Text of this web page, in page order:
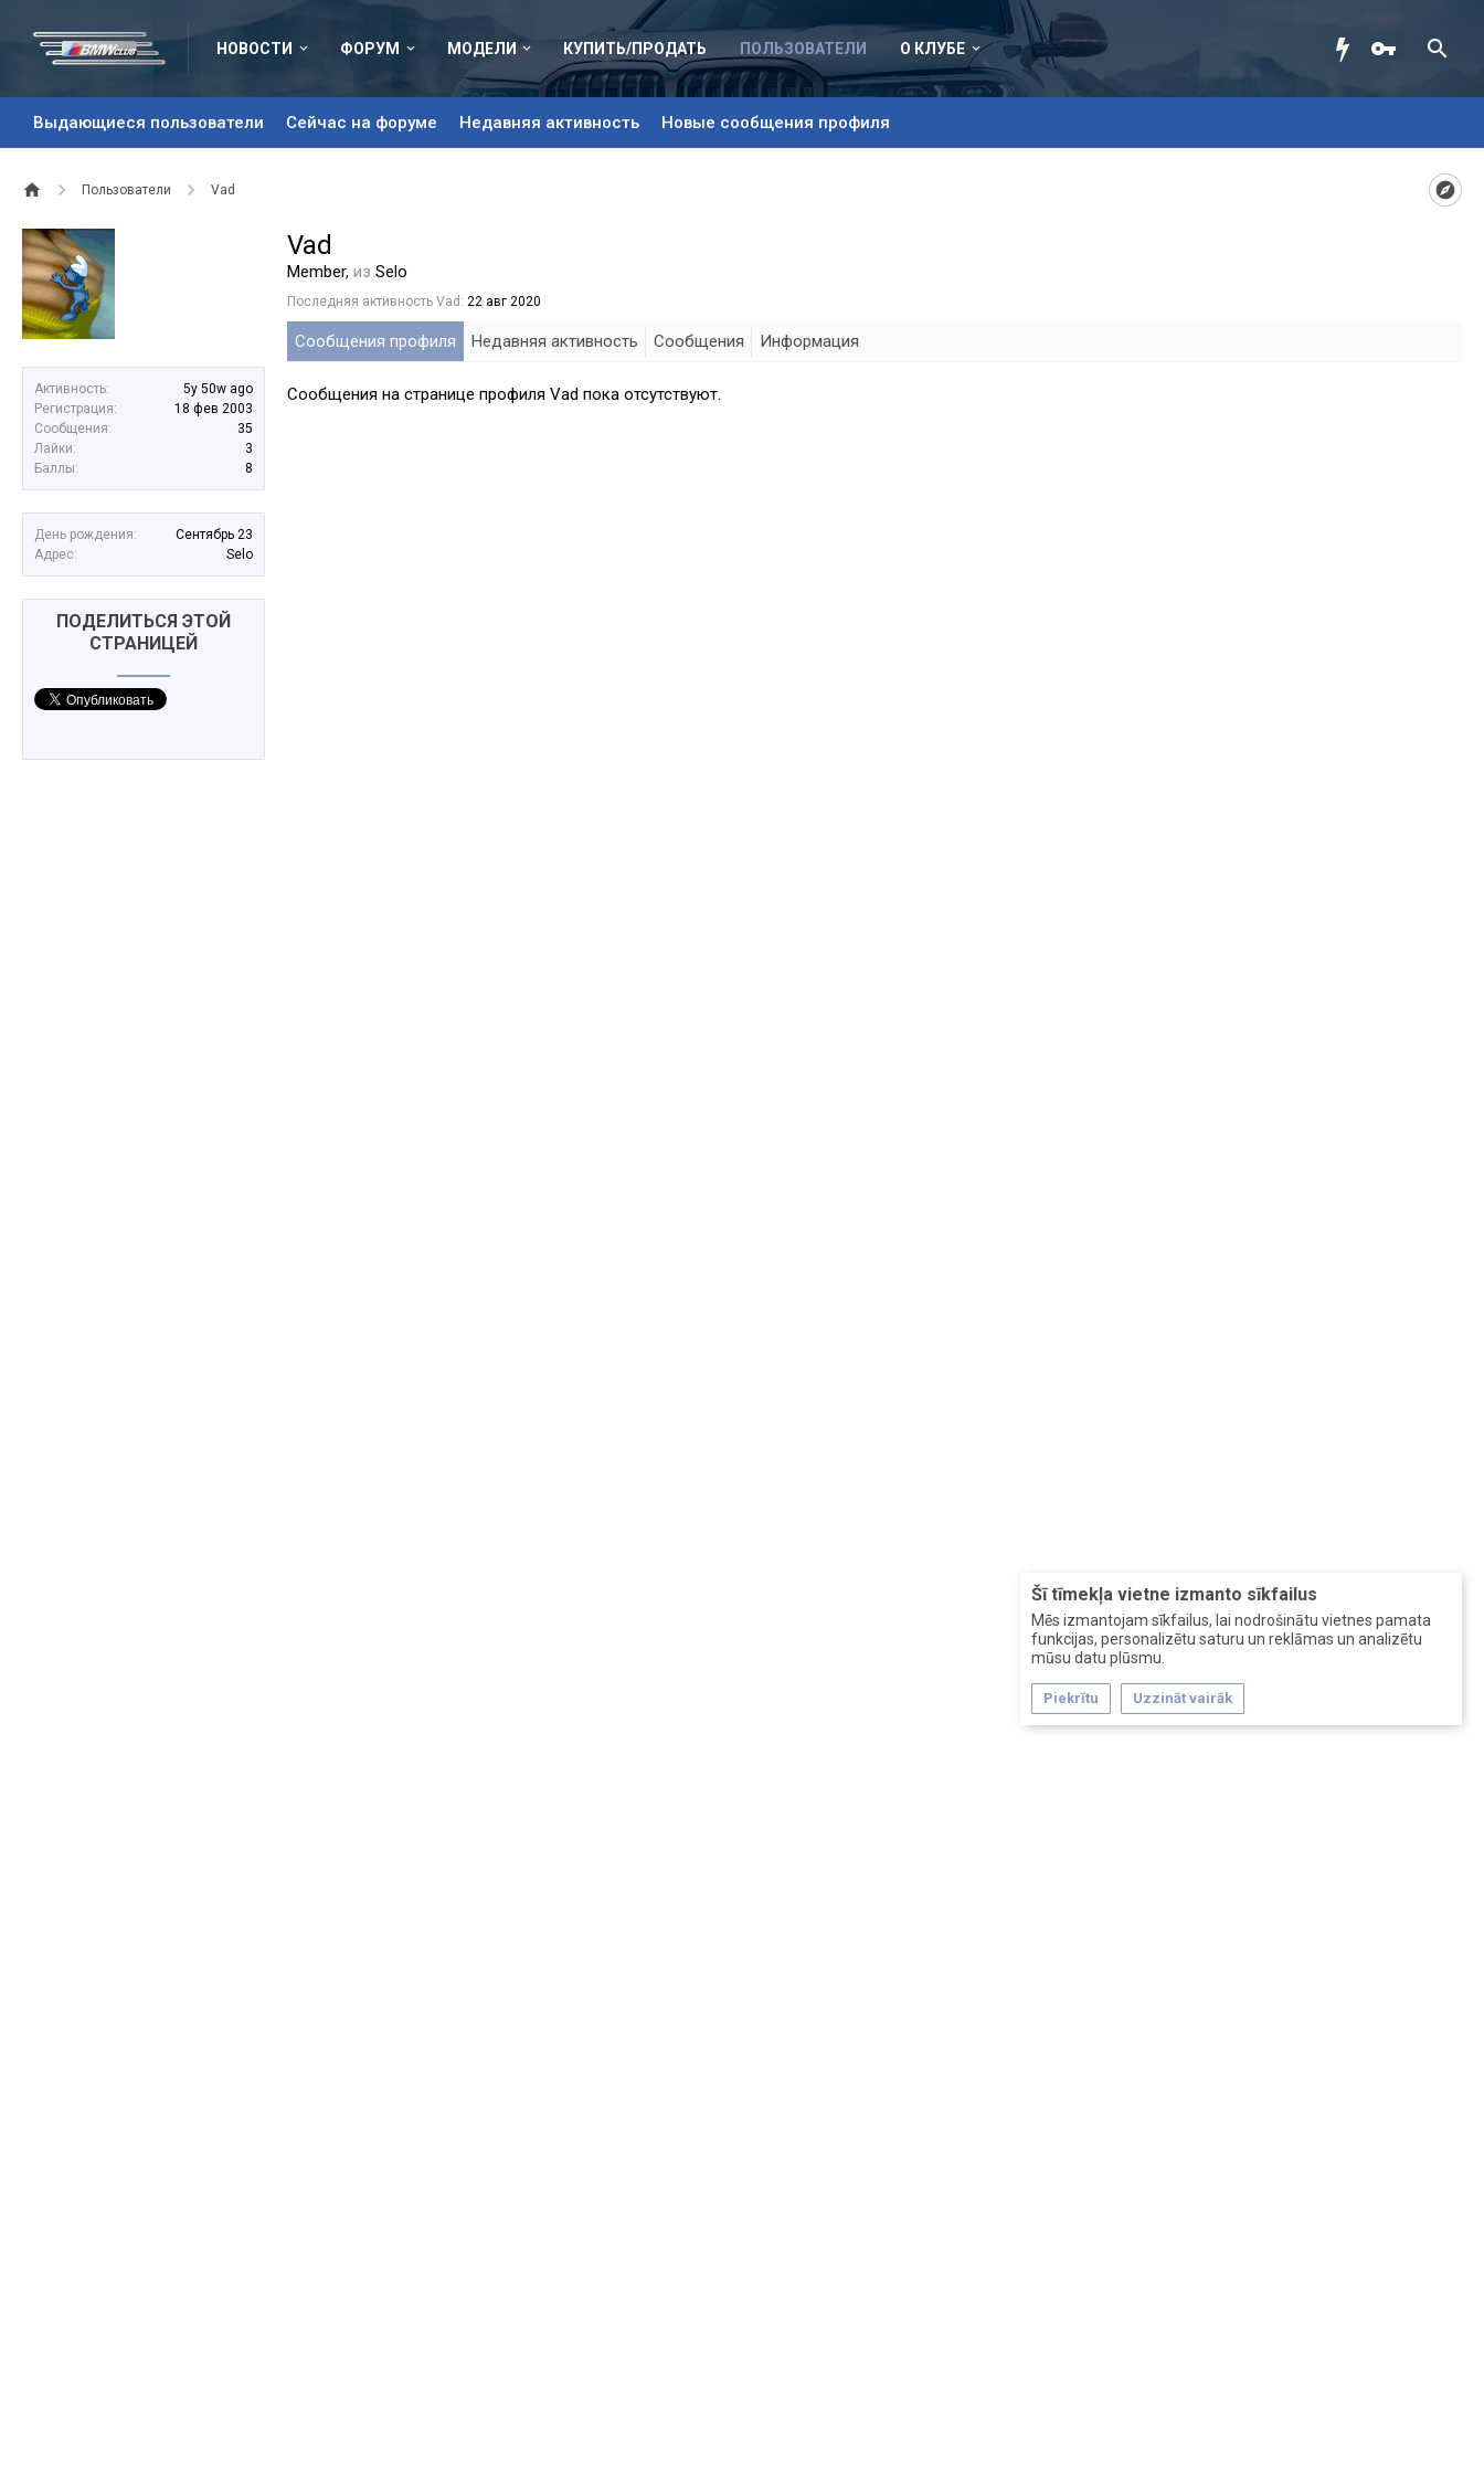
НОВОСТИ ФОРУМ МОДЕЛИ КУПИТЬ/ПРОДАТЬ ПОЛЬЗОВАТЕЛИ
Выдающиеся пользователи Сейчас на форуме Недавняя активность Новые сообщения профиля
О КЛУБЕ
Пользователи Vad
Šī tīmekļa vietne izmanto sīkfailus
Mēs izmantojam sīkfailus, lai nodrošinātu vietnes pamata
funkcijas, personalizētu saturu un reklāmas un analizētu
mūsu datu plūsmu.
Piekrītu Uzzināt vairāk
Активность:
5y 50w ago
Регистрация:
18 фев 2003
Сообщения:
35
Лайки:
3
Баллы:
8
День рождения:
Сентябрь 23
Адрес:
Selo
ПОДЕЛИТЬСЯ ЭТОЙ
СТРАНИЦЕЙ
Vad
Member, из Selo
Последняя активность Vad: 22 авг 2020
Сообщения профиля Недавняя активность Сообщения Информация
Сообщения на странице профиля Vad пока отсутствуют.